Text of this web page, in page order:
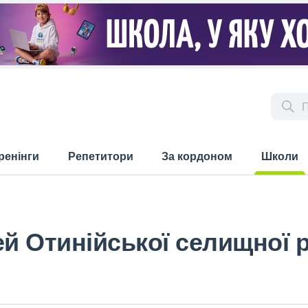
Репетитори За кордоном
Школи
Отинійської селищної